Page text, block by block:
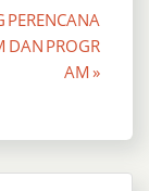
PERENCANA
DAN PROGR
AM »